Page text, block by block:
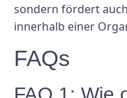
sondern fördert
innerhalb einer
FAQs